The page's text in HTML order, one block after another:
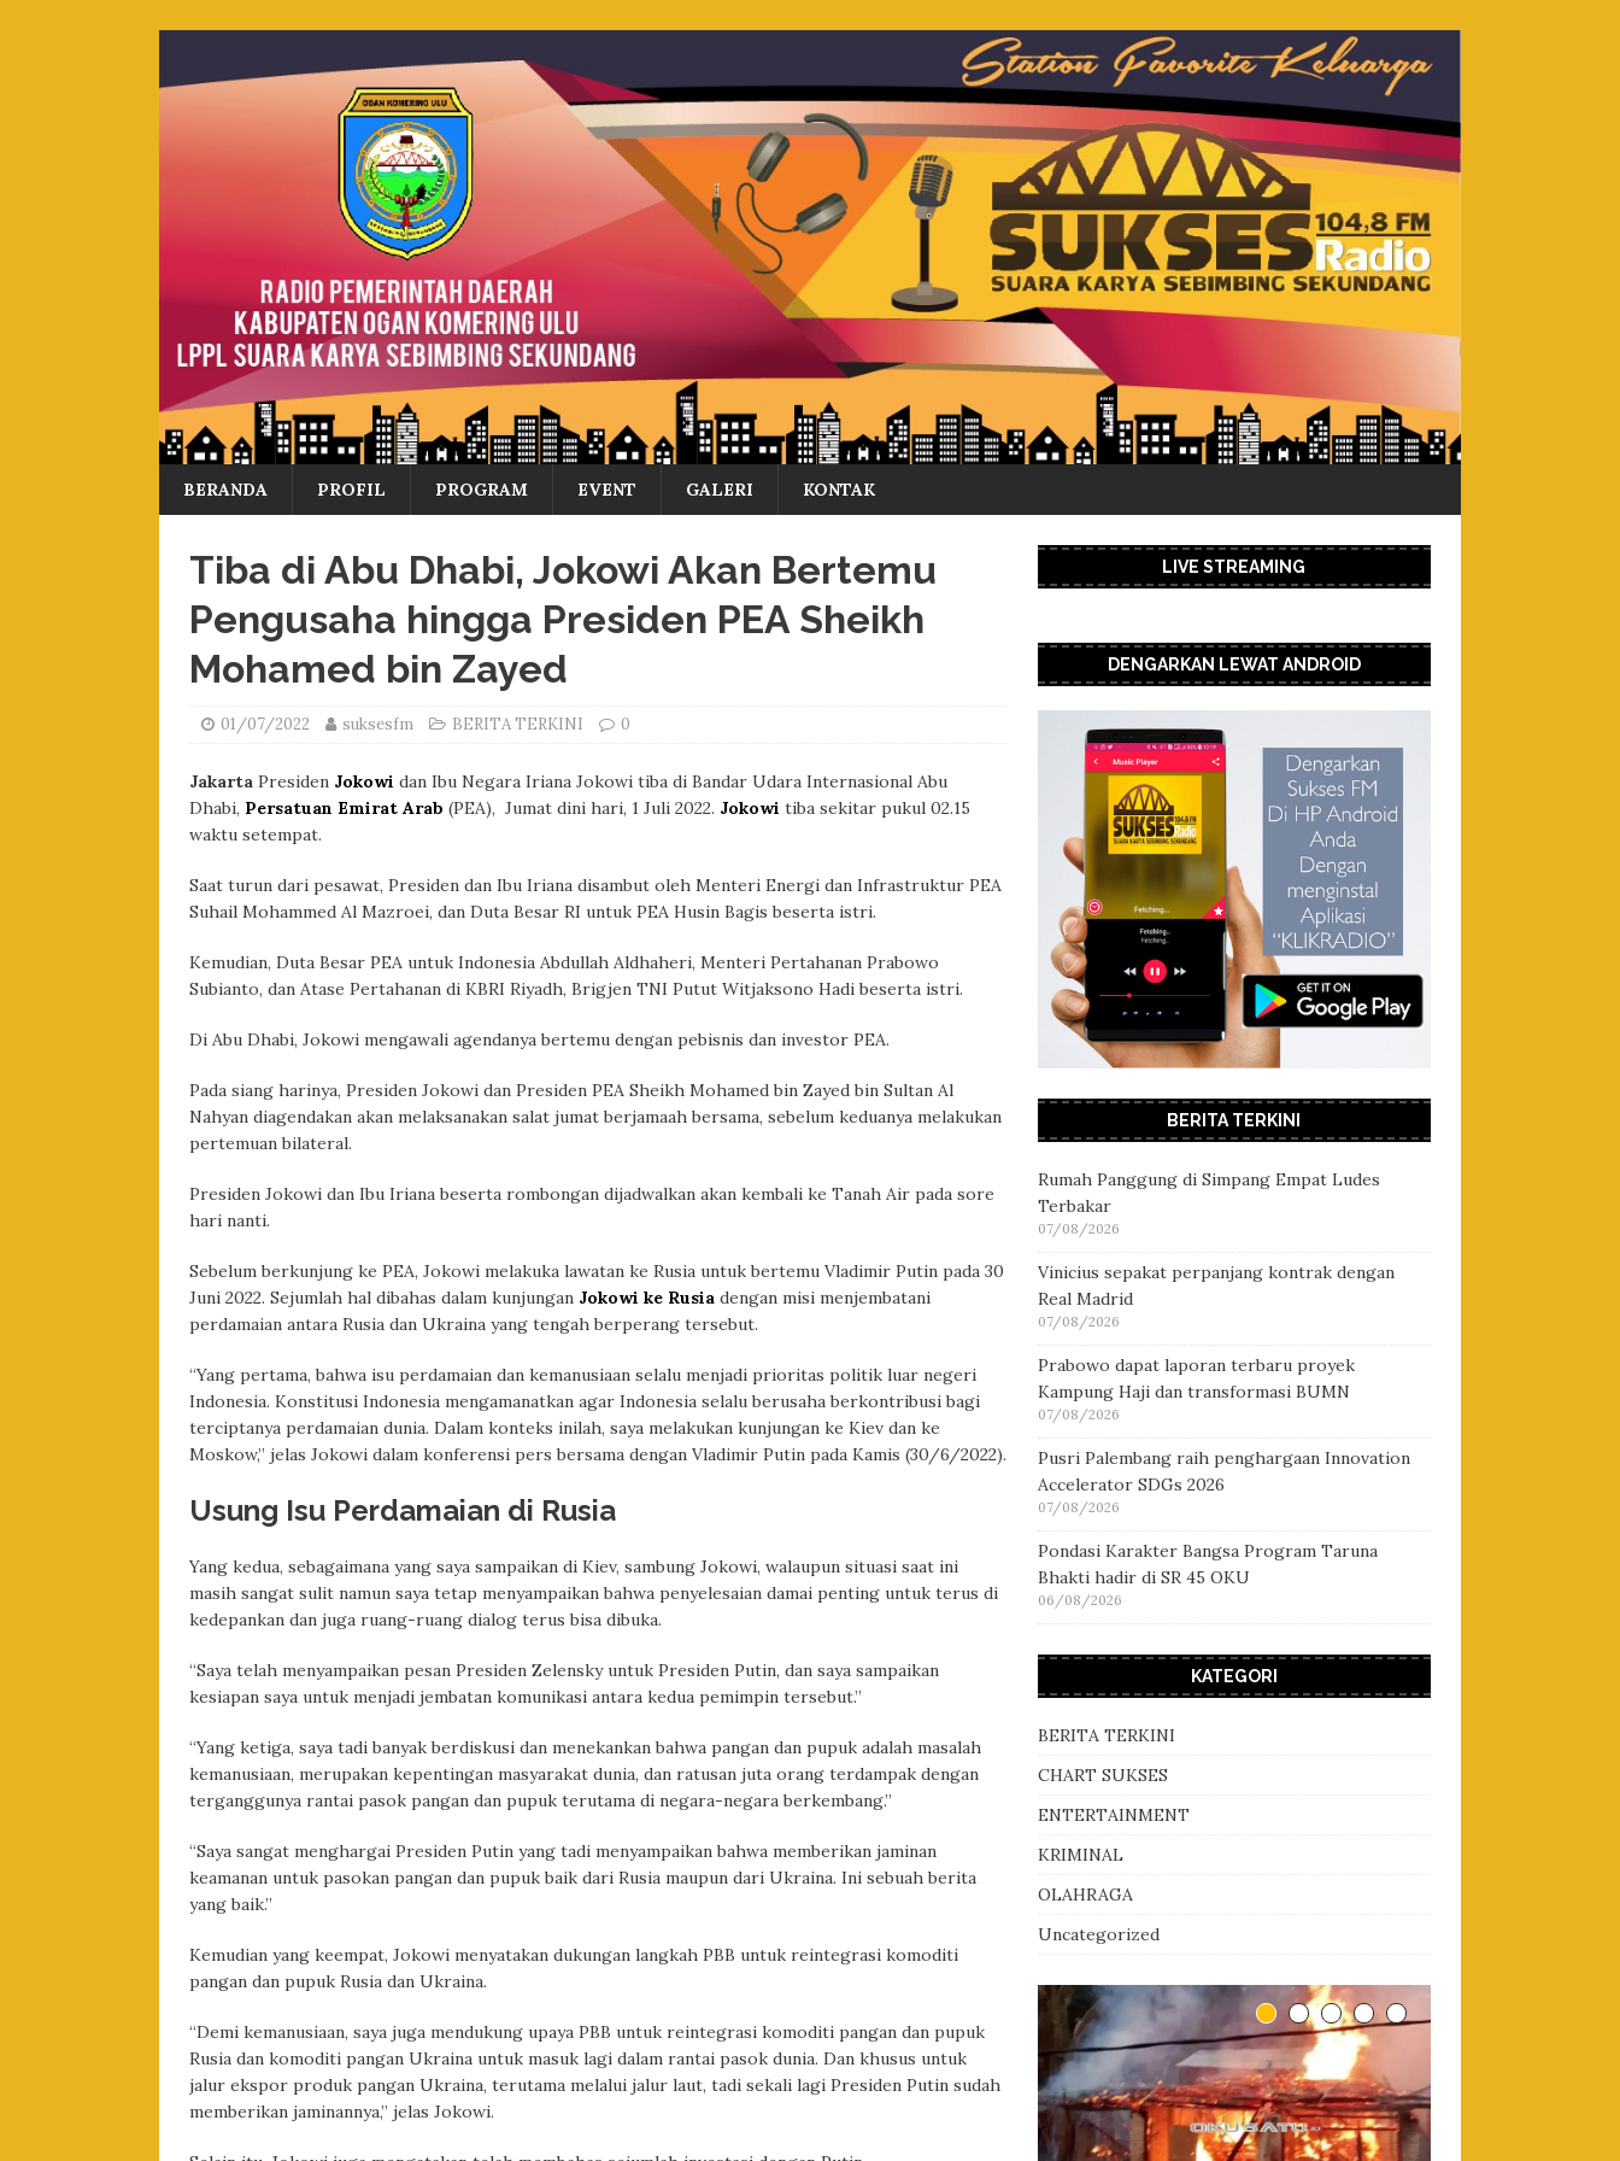
BERANDA PROFIL PROGRAM EVENT GALERI KONTAK
Tiba di Abu Dhabi, Jokowi Akan Bertemu
Pengusaha hingga Presiden PEA Sheikh
Mohamed bin Zayed
01/07/2022 suksesfm BERITA TERKINI 0
Jakarta Presiden Jokowi dan Ibu Negara Iriana Jokowi tiba di Bandar Udara Internasional Abu
Dhabi, Persatuan Emirat Arab (PEA), Jumat dini hari, 1 Juli 2022. Jokowi tiba sekitar pukul 02.15
waktu setempat.
Saat turun dari pesawat, Presiden dan Ibu Iriana disambut oleh Menteri Energi dan Infrastruktur PEA
Suhail Mohammed Al Mazroei, dan Duta Besar RI untuk PEA Husin Bagis beserta istri.
Kemudian, Duta Besar PEA untuk Indonesia Abdullah Aldhaheri, Menteri Pertahanan Prabowo
Subianto, dan Atase Pertahanan di KBRI Riyadh, Brigjen TNI Putut Witjaksono Hadi beserta istri.
Di Abu Dhabi, Jokowi mengawali agendanya bertemu dengan pebisnis dan investor PEA.
Pada siang harinya, Presiden Jokowi dan Presiden PEA Sheikh Mohamed bin Zayed bin Sultan Al
Nahyan diagendakan akan melaksanakan salat jumat berjamaah bersama, sebelum keduanya melakukan
pertemuan bilateral.
Presiden Jokowi dan Ibu Iriana beserta rombongan dijadwalkan akan kembali ke Tanah Air pada sore
hari nanti.
Sebelum berkunjung ke PEA, Jokowi melakuka lawatan ke Rusia untuk bertemu Vladimir Putin pada 30
Juni 2022. Sejumlah hal dibahas dalam kunjungan Jokowi ke Rusia dengan misi menjembatani
perdamaian antara Rusia dan Ukraina yang tengah berperang tersebut.
“Yang pertama, bahwa isu perdamaian dan kemanusiaan selalu menjadi prioritas politik luar negeri
Indonesia. Konstitusi Indonesia mengamanatkan agar Indonesia selalu berusaha berkontribusi bagi
terciptanya perdamaian dunia. Dalam konteks inilah, saya melakukan kunjungan ke Kiev dan ke
Moskow,” jelas Jokowi dalam konferensi pers bersama dengan Vladimir Putin pada Kamis (30/6/2022).
Usung Isu Perdamaian di Rusia
Yang kedua, sebagaimana yang saya sampaikan di Kiev, sambung Jokowi, walaupun situasi saat ini
masih sangat sulit namun saya tetap menyampaikan bahwa penyelesaian damai penting untuk terus di
kedepankan dan juga ruang-ruang dialog terus bisa dibuka.
“Saya telah menyampaikan pesan Presiden Zelensky untuk Presiden Putin, dan saya sampaikan
kesiapan saya untuk menjadi jembatan komunikasi antara kedua pemimpin tersebut.”
“Yang ketiga, saya tadi banyak berdiskusi dan menekankan bahwa pangan dan pupuk adalah masalah
kemanusiaan, merupakan kepentingan masyarakat dunia, dan ratusan juta orang terdampak dengan
terganggunya rantai pasok pangan dan pupuk terutama di negara-negara berkembang.”
“Saya sangat menghargai Presiden Putin yang tadi menyampaikan bahwa memberikan jaminan
keamanan untuk pasokan pangan dan pupuk baik dari Rusia maupun dari Ukraina. Ini sebuah berita
yang baik.”
Kemudian yang keempat, Jokowi menyatakan dukungan langkah PBB untuk reintegrasi komoditi
pangan dan pupuk Rusia dan Ukraina.
“Demi kemanusiaan, saya juga mendukung upaya PBB untuk reintegrasi komoditi pangan dan pupuk
Rusia dan komoditi pangan Ukraina untuk masuk lagi dalam rantai pasok dunia. Dan khusus untuk
jalur ekspor produk pangan Ukraina, terutama melalui jalur laut, tadi sekali lagi Presiden Putin sudah
memberikan jaminannya,” jelas Jokowi.
LIVE STREAMING
DENGARKAN LEWAT ANDROID
BERITA TERKINI
Rumah Panggung di Simpang Empat Ludes
Terbakar
07/08/2026
Vinicius sepakat perpanjang kontrak dengan
Real Madrid
07/08/2026
Prabowo dapat laporan terbaru proyek
Kampung Haji dan transformasi BUMN
07/08/2026
Pusri Palembang raih penghargaan Innovation
Accelerator SDGs 2026
07/08/2026
Pondasi Karakter Bangsa Program Taruna
Bhakti hadir di SR 45 OKU
06/08/2026
KATEGORI
BERITA TERKINI
CHART SUKSES
ENTERTAINMENT
KRIMINAL
OLAHRAGA
Uncategorized